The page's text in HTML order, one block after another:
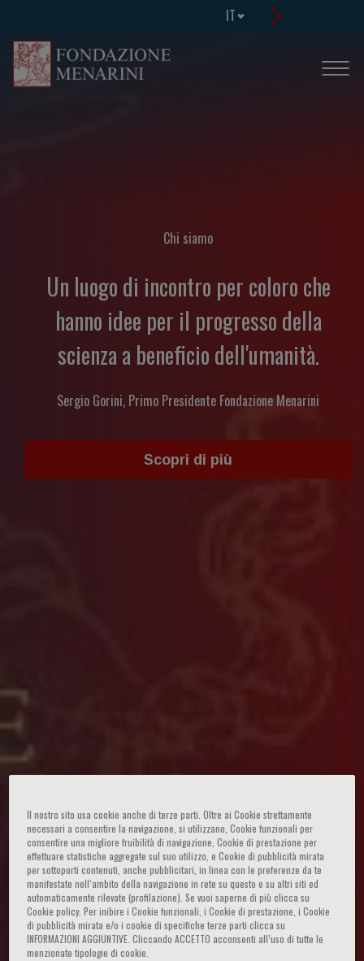
IT
Chi siamo
Un luogo di incontro per coloro che
hanno idee per il progresso della
scienza a beneficio dell'umanità.
Sergio Gorini, Primo Presidente Fondazione Menarini
Scopri di più
Il nostro sito usa cookie anche di terze parti. Oltre ai Cookie strettamente
necessari a consentire la navigazione, si utilizzano, Cookie funzionali per
consentire una migliore fruibilità di navigazione, Cookie di prestazione per
effettuare statistiche aggregate sul suo utilizzo, e Cookie di pubblicità mirata
per sottoporti contenuti, anche pubblicitari, in linea con le preferenze da te
manifestate nell‘ambito della navigazione in rete su questo e su altri siti ed
automaticamente rilevate (profilazione). Se vuoi saperne di più clicca su
Cookie policy. Per inibire i Cookie funzionali, i Cookie di prestazione, i Cookie
di pubblicità mirata e/o i cookie di specifiche terze parti clicca su
INFORMAZIONI AGGIUNTIVE. Cliccando ACCETTO acconsenti all’uso di tutte le
menzionate tipologie di cookie.